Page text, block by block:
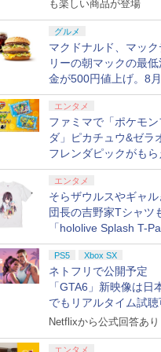
も楽しい商品が登場
グルメ
マクドナルド、マッ
リーの朝マックの最
金が500円値上げ。8月
より1,500円から受付
エンタメ
ファミマで「ポケモン
ダ」ピカチュウ&ゼラ
フレンダピックがもら
ャンペーン開催！
エンタメ
そらザウルスやギャル
団長の吉野家Tシャツ
「hololive Splash T-
全Tシャツラインナッ
＆オンライン販売開始
PS5 Xbox SX
ネトフリで公開予定
「GTA6」新映像は日
でもリアルタイム試聴
しかも日本語字幕付き
Netflixから公式回答あり
エンタメ